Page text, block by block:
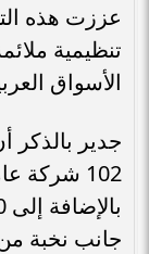
عززت هذه
تنظيمية
الأسواق
جدير بالذكر
102
جانب نخبة